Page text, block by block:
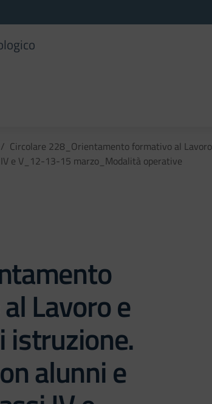
Circolare 228_Orientamento formativo al
IV e V_12-13-15 marzo_Modalità operative
Lavoro e
istruzione.
alunni e